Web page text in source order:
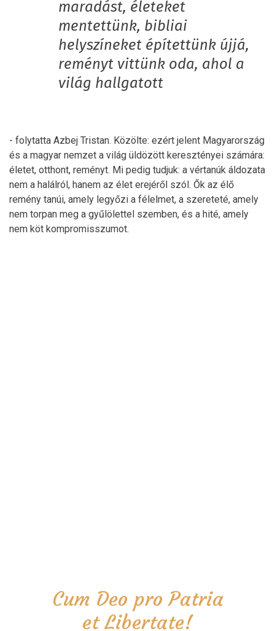
maradást, életeket
mentettünk, bibliai
helyszíneket építettünk újjá,
reményt vittünk oda, ahol a
világ hallgatott
- folytatta Azbej Tristan. Közölte: ezért jelent Magyarország
és a magyar nemzet a világ üldözött keresztényei számára:
életet, otthont, reményt. Mi pedig tudjuk: a vértanúk áldozata
nem a halálról, hanem az élet erejéről szól. Ők az élő
remény tanúi, amely legyőzi a félelmet, a szereteté, amely
nem torpan meg a gyűlölettel szemben, és a hité, amely
nem köt kompromisszumot.
Cum Deo pro Patria
et Libertate!